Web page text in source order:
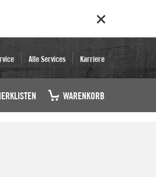
Alle Services Karriere
WARENKORB